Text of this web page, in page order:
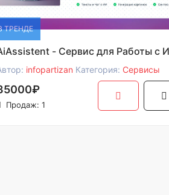
ТРЕНДЕ
- Сервис для Работы с
infopartizan Категория: Сервисы
Продаж: 1